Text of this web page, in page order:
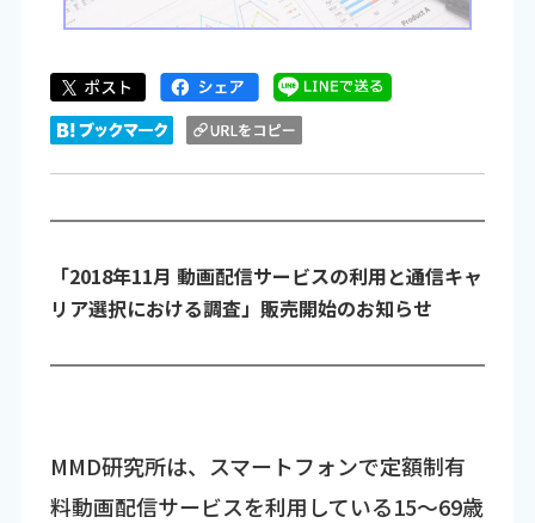
「2018年11月 動画配信サービスの利用と通信キャ
リア選択における調査」販売開始のお知らせ
MMD研究所は、スマートフォンで定額制有
料動画配信サービスを利用している15～69歳